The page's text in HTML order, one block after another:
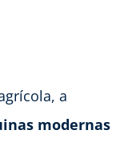
a
modernas